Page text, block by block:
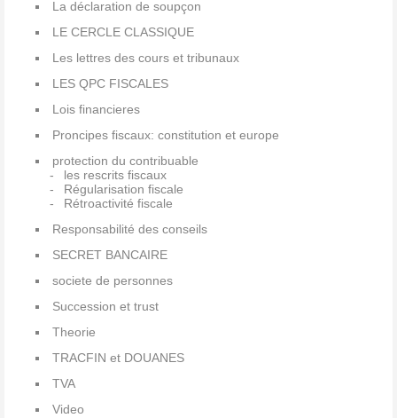
La déclaration de soupçon
LE CERCLE CLASSIQUE
Les lettres des cours et tribunaux
LES QPC FISCALES
Lois financieres
Proncipes fiscaux: constitution et europe
protection du contribuable
les rescrits fiscaux
Régularisation fiscale
Rétroactivité fiscale
Responsabilité des conseils
SECRET BANCAIRE
societe de personnes
Succession et trust
Theorie
TRACFIN et DOUANES
TVA
Video